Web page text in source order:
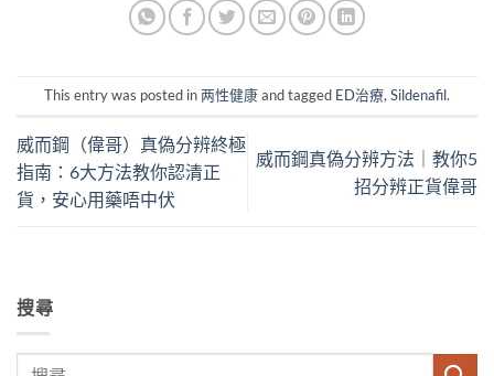
This entry was posted in两性健康and tagged ED治療,Sildenafil.
威而鋼（偉哥）真偽分辨終極
指南：6大方法教你認清正
貨，安心用藥唔中伏
威而鋼真偽分辨方法｜教你5
招分辨正貨偉哥
搜尋